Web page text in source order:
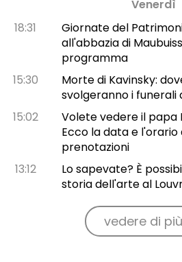
Venerdì
18:31
Giornate del
all'abbazia di
programma
15:30
Morte di Kavinsky:
svolgeranno i funerali
15:02
Volete vedere il papa
Ecco la data e
prenotazioni
13:12
Lo sapevate? È
storia dell'arte al
vedere di più